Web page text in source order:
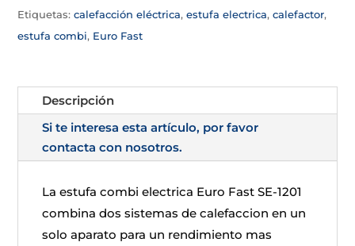
Etiquetas:calefacción eléctrica,estufa electrica,calefactor,
estufa combi, Euro Fast
Descripción
Si te interesa esta artículo, por favor
contacta con nosotros.
La estufa combi electrica Euro Fast SE-1201
combina dos sistemas de calefaccion en un
solo aparato para un rendimiento mas